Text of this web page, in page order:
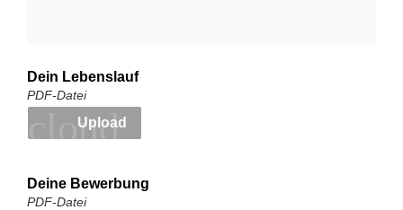
Dein Lebenslauf
PDF-Datei
cloud_upload
Upload
Deine Bewerbung
PDF-Datei